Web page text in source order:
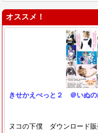
オススメ！
きせかえぺっと２ ＠いぬの
ヌコの下僕 ダウンロード販